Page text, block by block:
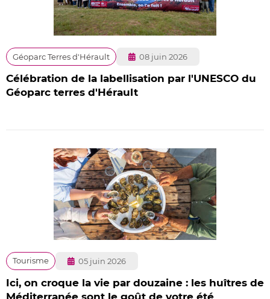
Géoparc Terres d'Hérault
Publié
08 juin 2026
Célébration de la labellisation par l'UNESCO du
Géoparc terres d'Hérault
Tourisme
Publié
05 juin 2026
Ici, on croque la vie par douzaine : les huîtres de
Méditerranée sont le goût de votre été